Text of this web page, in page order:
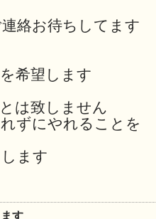
絡お待ちしてます
希望します
は致しません
ずにやれることを
ます
す